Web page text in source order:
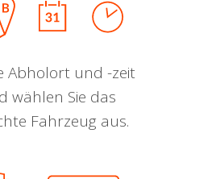
Abholort und -zeit
wählen Sie das
Fahrzeug aus.